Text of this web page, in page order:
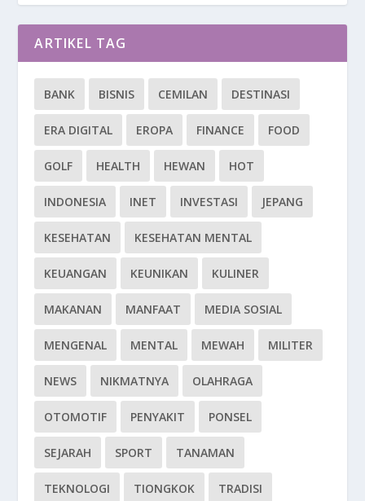
ARTIKEL TAG
BANK BISNIS CEMILAN DESTINASI
ERA DIGITAL EROPA FINANCE FOOD
GOLF HEALTH HEWAN HOT
INDONESIA INET INVESTASI JEPANG
KESEHATAN KESEHATAN MENTAL
KEUANGAN KEUNIKAN KULINER
MAKANAN MANFAAT MEDIA SOSIAL
MENGENAL MENTAL MEWAH MILITER
NEWS NIKMATNYA OLAHRAGA
OTOMOTIF PENYAKIT PONSEL
SEJARAH SPORT TANAMAN
TEKNOLOGI TIONGKOK TRADISI